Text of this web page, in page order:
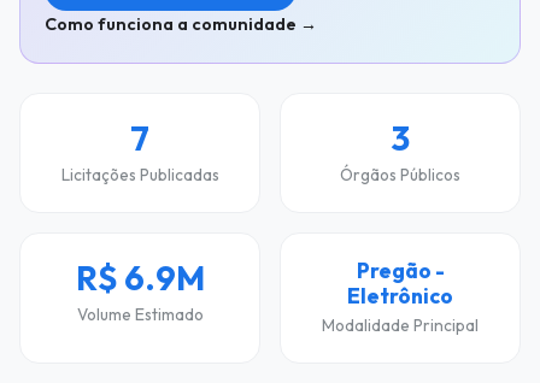
Como funciona a comunidade →
7
Licitações Publicadas
3
Órgãos Públicos
R$ 6.9M
Volume Estimado
Pregão -
Eletrônico
Modalidade Principal